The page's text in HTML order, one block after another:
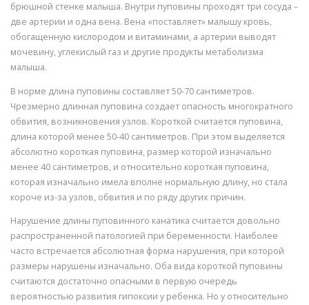
брюшной стенке малыша. Внутри пуповины проходят три сосуда –
две артерии и одна вена. Вена «поставляет» малышу кровь,
обогащенную кислородом и витаминами, а артерии выводят
мочевину, углекислый газ и другие продукты метаболизма
малыша.
В норме длина пуповины составляет 50-70 сантиметров.
Чрезмерно длинная пуповина создает опасность многократного
обвития, возникновения узлов. Короткой считается пуповина,
длина которой менее 50-40 сантиметров. При этом выделяется
абсолютно короткая пуповина, размер которой изначально
менее 40 сантиметров, и относительно короткая пуповина,
которая изначально имела вполне нормальную длину, но стала
короче из-за узлов, обвития и по ряду других причин.
Нарушение длины пуповинного канатика считается довольно
распространенной патологией при беременности. Наиболее
часто встречается абсолютная форма нарушения, при которой
размеры нарушены изначально. Оба вида короткой пуповины
считаются достаточно опасными в первую очередь
вероятностью развития гипоксии у ребенка. Но у относительно